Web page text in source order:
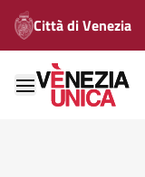
Città di Venezia